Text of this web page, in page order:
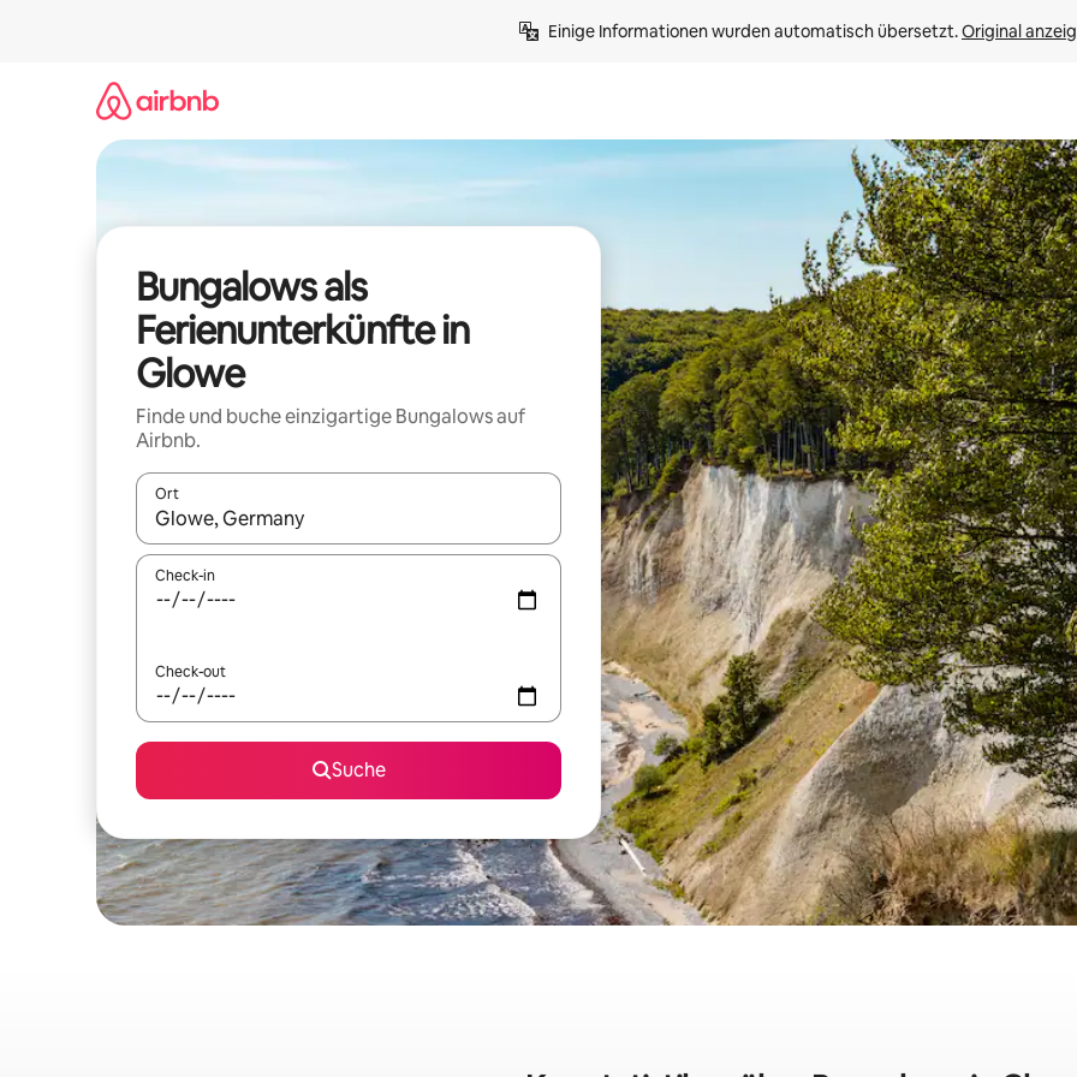
Einige Informationen wurden automatisch übersetzt. Original
Bungalows als
Ferienunterkünfte in
Glowe
Finde und buche einzigartige Bungalows auf
Airbnb.
Ort
Wenn Ergebnisse verfügbar sind, navigiere mit den Pfeiltasten nach oben und unten oder erkunde die Ergebnisse
Check-in
Check-out
Suche